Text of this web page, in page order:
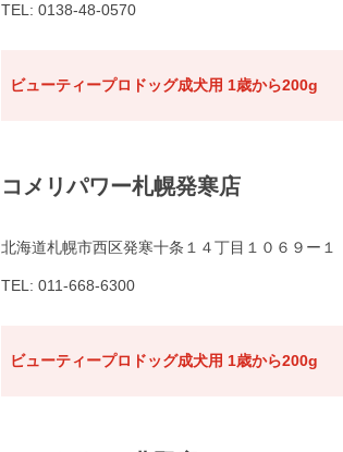
TEL: 0138-48-0570
ビューティープロドッグ成犬用 1歳から200g
コメリパワー札幌発寒店
北海道札幌市西区発寒十条１４丁目１０６９ー１
TEL: 011-668-6300
ビューティープロドッグ成犬用 1歳から200g